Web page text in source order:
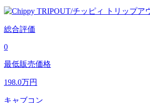
総合評価
0
最低販売価格
198.0万円
キャブコン